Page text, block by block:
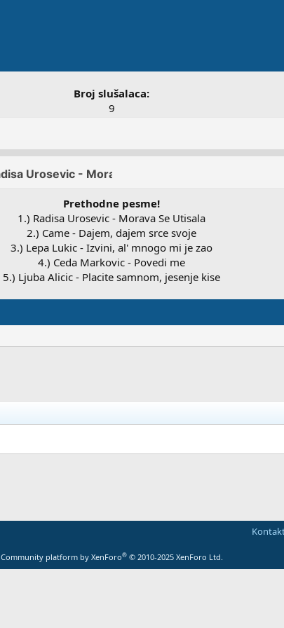
Broj slušalaca:
9
Prethodne pesme!
1.) Radisa Urosevic - Morava Se Utisala
2.) Came - Dajem, dajem srce svoje
3.) Lepa Lukic - Izvini, al' mnogo mi je zao
4.) Ceda Markovic - Povedi me
5.) Ljuba Alicic - Placite samnom, jesenje kise
Community platform by XenForo® © 2010-2025 XenForo Ltd.